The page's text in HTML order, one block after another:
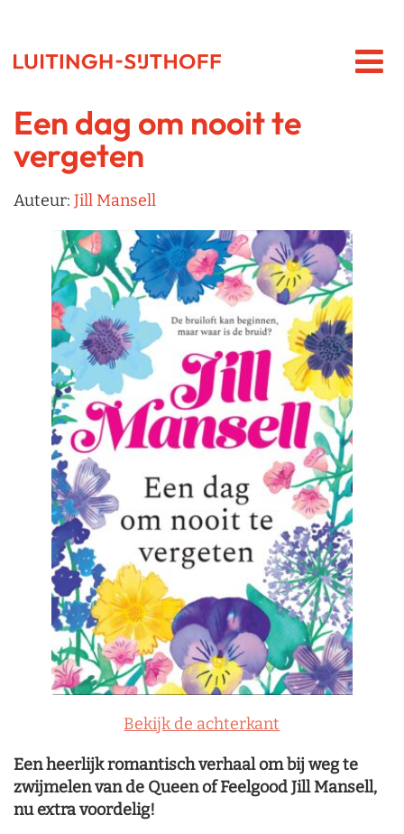
Een dag om nooit te
vergeten
Auteur: Jill Mansell
Bekijk de achterkant
Een heerlijk romantisch verhaal om bij weg te
zwijmelen van de Queen of Feelgood Jill Mansell,
nu extra voordelig!